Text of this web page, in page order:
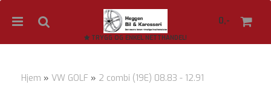
0,-
TRYGG OG ENKEL NETTHANDEL!
Hjem » VW GOLF » 2 combi (19E) 08.83 - 12.91